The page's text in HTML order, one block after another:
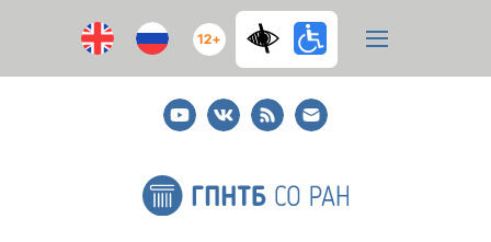
12+
YoutubeВКонтакте
RSS
E-
mail
подписка